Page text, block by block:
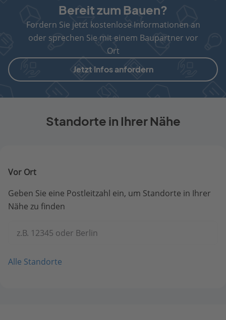
Bereit zum Bauen?
Fordern Sie jetzt kostenlose Informationen an
oder sprechen Sie mit einem Baupartner vor
Ort
Jetzt Infos anfordern
Standorte in Ihrer Nähe
Vor Ort
Geben Sie eine Postleitzahl ein, um Standorte in Ihrer
Nähe zu finden
z.B. 12345 oder Berlin
Alle Standorte